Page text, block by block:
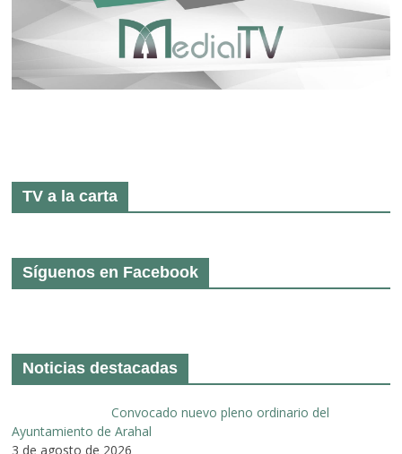
TV a la carta
Síguenos en Facebook
Noticias destacadas
Convocado nuevo pleno ordinario del
Ayuntamiento de Arahal
3 de agosto de 2026